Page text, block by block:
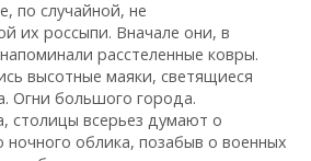
по случайной, не
их россыпи. Вначале они, в
расстеленные ковры.
высотные маяки, светящиеся
Огни большого города.
столицы всерьез думают о
ночного облика, позабыв о военных